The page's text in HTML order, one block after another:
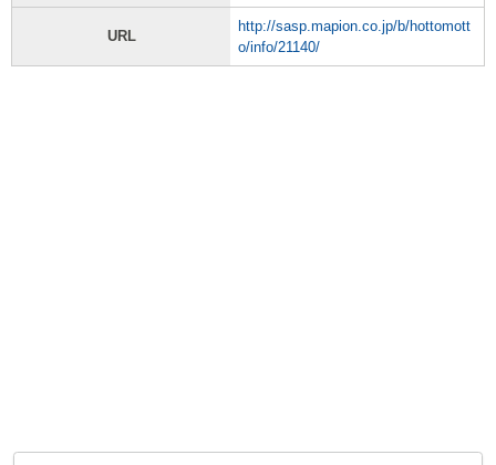
URL
http://sasp.mapion.co.jp/b/hottomott
o/info/21140/